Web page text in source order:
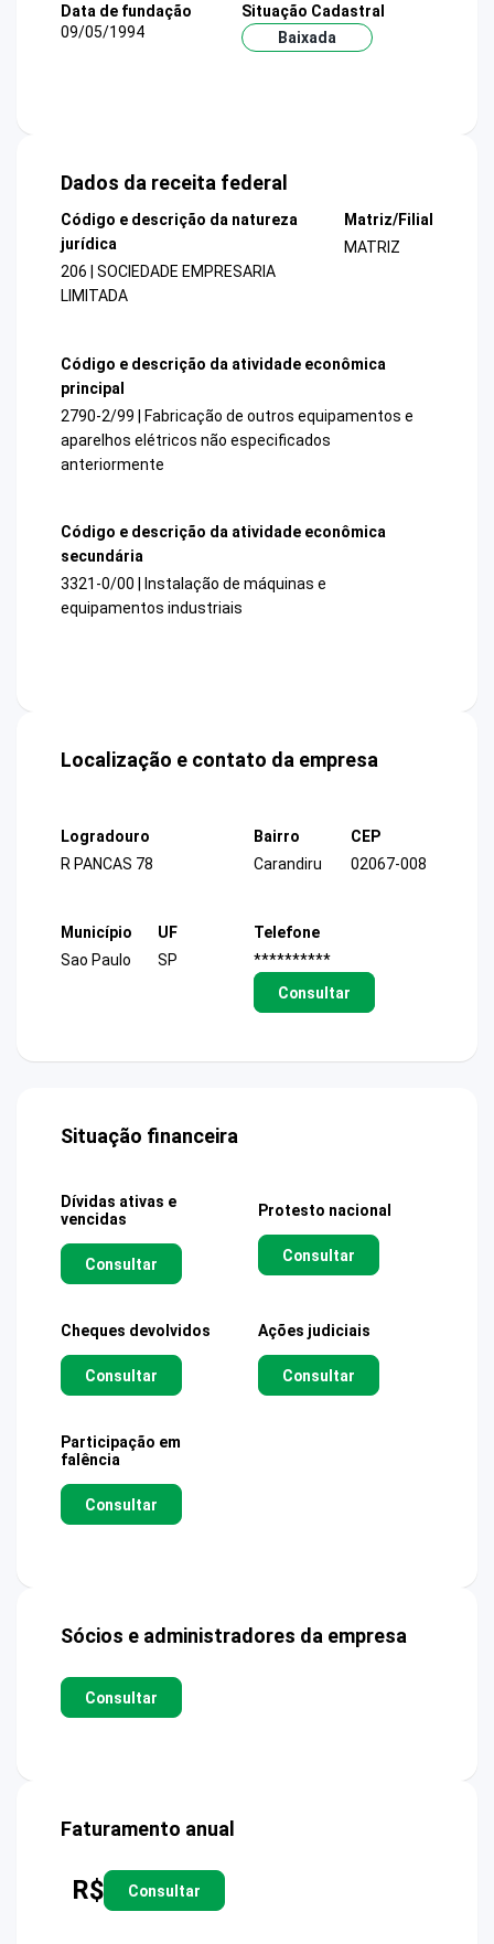
Data de fundação
09/05/1994
Situação Cadastral
Baixada
Dados da receita federal
Código e descrição da natureza
jurídica
206 | SOCIEDADE EMPRESARIA
LIMITADA
Matriz/Filial
MATRIZ
Código e descrição da atividade econômica
principal
2790-2/99 | Fabricação de outros equipamentos e
aparelhos elétricos não especificados
anteriormente
Código e descrição da atividade econômica
secundária
3321-0/00 | Instalação de máquinas e
equipamentos industriais
Localização e contato da empresa
Logradouro
R PANCAS 78
Bairro
Carandiru
CEP
02067-008
Município
Sao Paulo
UF
SP
Telefone
**********
Consultar
Situação financeira
Dívidas ativas e
vencidas
Consultar
Protesto nacional
Consultar
Cheques devolvidos
Consultar
Ações judiciais
Consultar
Participação em
falência
Consultar
Sócios e administradores da empresa
Consultar
Faturamento anual
R$ Consultar